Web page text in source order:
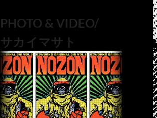
PHOTO & VIDEO/
サカイマサト